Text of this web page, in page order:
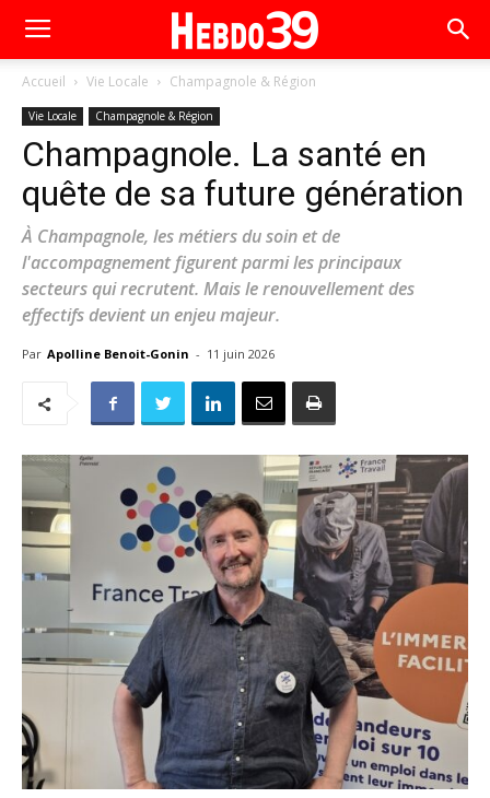
Accueil Vie Locale Champagnole & Région
Vie Locale Champagnole & Région
Champagnole. La santé en
quête de sa future génération
À Champagnole, les métiers du soin et de
l'accompagnement figurent parmi les principaux
secteurs qui recrutent. Mais le renouvellement des
effectifs devient un enjeu majeur.
Par Apolline Benoit-Gonin - 11 juin 2026